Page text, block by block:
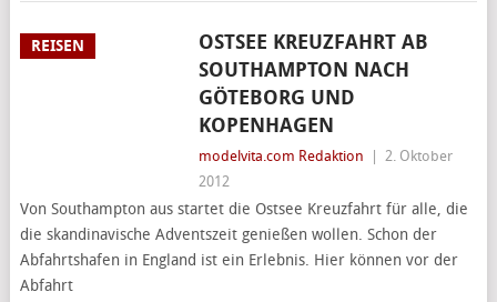
REISEN
OSTSEE KREUZFAHRT AB
SOUTHAMPTON NACH
GÖTEBORG UND
KOPENHAGEN
modelvita.com Redaktion
2. Oktober
2012
Von Southampton aus startet die Ostsee Kreuzfahrt für alle, die
die skandinavische Adventszeit genießen wollen. Schon der
Abfahrtshafen in England ist ein Erlebnis. Hier können vor der
Abfahrt